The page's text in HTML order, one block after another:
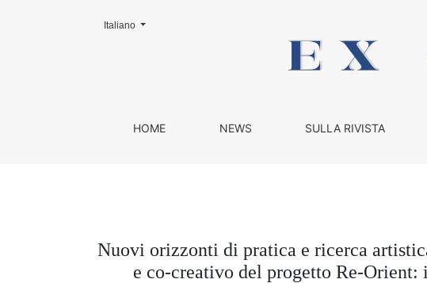
Nuovi orizzonti di pratica e ricerca artistica nella
HOME NEWS SULLA RIVISTA
Cambia la lingua. La lingua corrente è:
Italiano
Nuovi orizzonti di pratica e ricerca
e co-creativo del progetto Re-